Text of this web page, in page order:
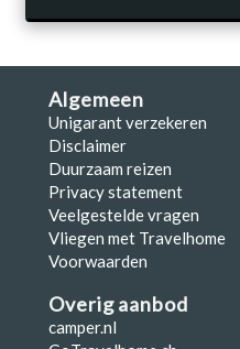
Algemeen
Unigarant verzekeren
Disclaimer
Duurzaam reizen
Privacy statement
Veelgestelde vragen
Vliegen met Travelhome
Voorwaarden
Overig aanbod
camper.nl